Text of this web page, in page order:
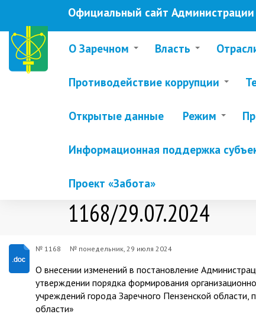
основному
содержанию
Официальный сайт Администрации
О Заречном Власть
Противодействие коррупции
Открытые данные Режим
Информационная поддержка
Проект «Забота»
1168/29.07.2024
№ 1168 № понедельник, 29 июля 2024
О внесении изменений в постановление
утверждении порядка формирования
учреждений города Заречного Пензенской
области»